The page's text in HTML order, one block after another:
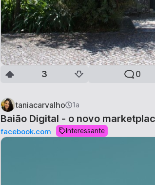
3 0
taniacarvalho 1a
Baião Digital - o novo
facebook.com Interessante